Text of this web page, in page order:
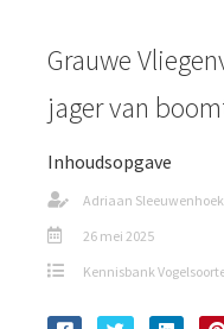
Grauwe
jager van
Inhoudsopgave
Adriaan Sleeuwenhoek
26 mei 2025
Kennisbank